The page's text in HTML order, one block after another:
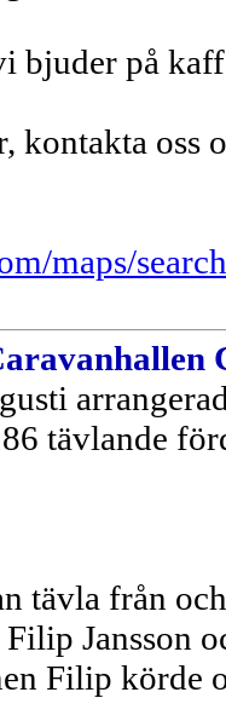
bjuder på
kontakta oss
maps/
tävlande
tävla från
Jansson
Filip körde